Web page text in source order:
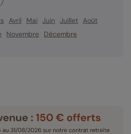
Avril Mai Juin Juillet Août
Novembre Décembre